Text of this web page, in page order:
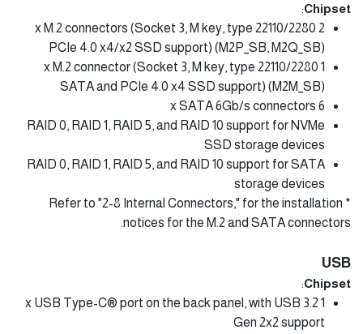
Chipset
:
2 x M.2 connectors (Socket 3, M key, type 22110/2280
PCIe 4.0 x4/x2 SSD support) (M2P_SB, M2Q_SB)
1 x M.2 connector (Socket 3, M key, type 22110/2280
SATA and PCIe 4.0 x4 SSD support) (M2M_SB)
6 x SATA 6Gb/s connectors
RAID 0, RAID 1, RAID 5, and RAID 10 support for NVMe
SSD storage devices
RAID 0, RAID 1, RAID 5, and RAID 10 support for SATA
storage devices
* Refer to "2-8 Internal Connectors," for the installation
notices for the M.2 and SATA connectors.
USB
Chipset
:
1 x USB Type-C® port on the back panel, with USB 3.2
Gen 2x2 support